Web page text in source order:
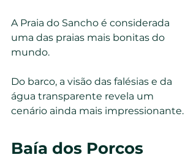
A Praia do Sancho é considerada
uma das praias mais bonitas do
mundo.
Do barco, a visão das falésias e da
água transparente revela um
cenário ainda mais impressionante.
Baía dos Porcos